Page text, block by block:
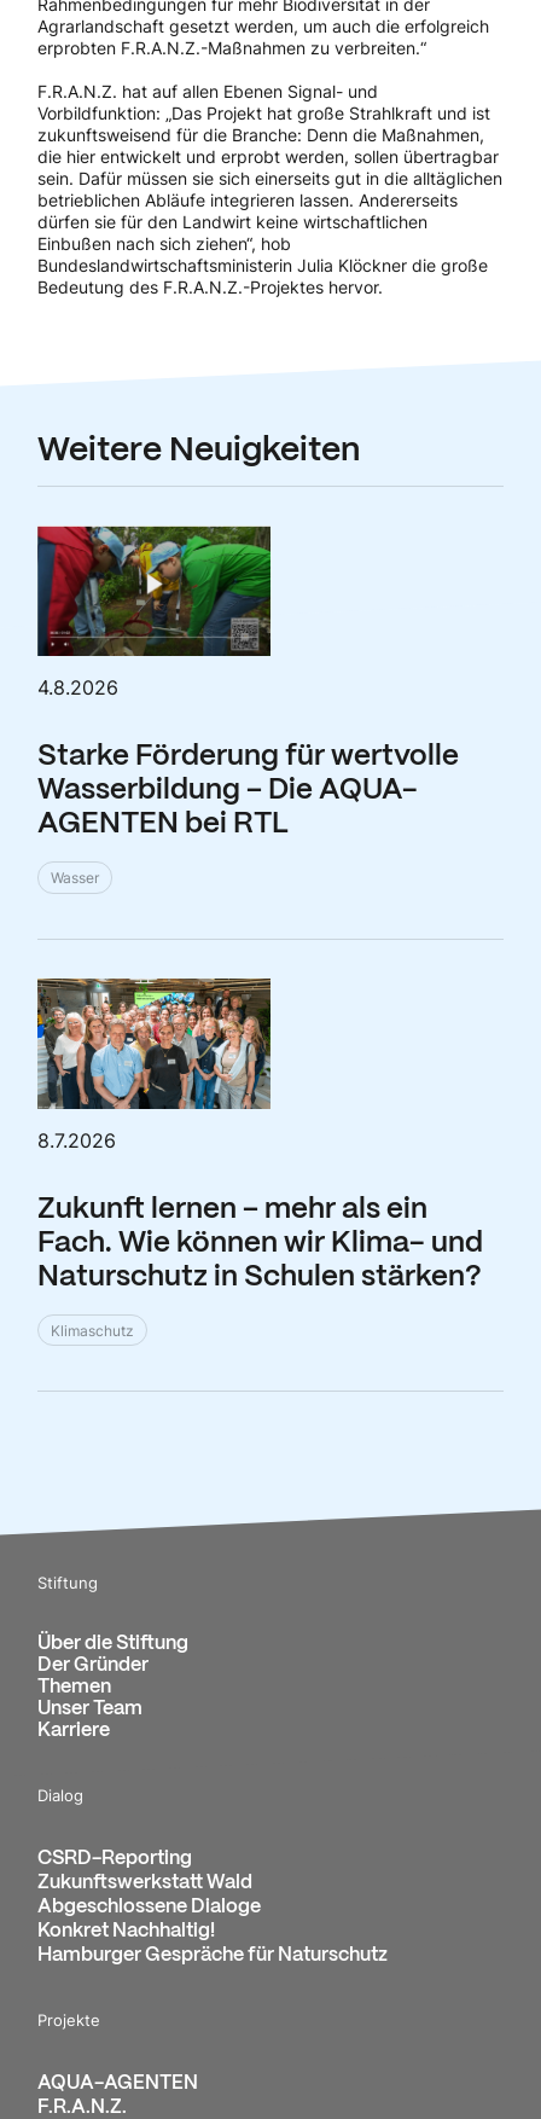
Rahmenbedingungen für mehr Biodiversität in der
Agrarlandschaft gesetzt werden, um auch die erfolgreich
erprobten F.R.A.N.Z.-Maßnahmen zu verbreiten.“
F.R.A.N.Z. hat auf allen Ebenen Signal- und
Vorbildfunktion: „Das Projekt hat große Strahlkraft und ist
zukunftsweisend für die Branche: Denn die Maßnahmen,
die hier entwickelt und erprobt werden, sollen übertragbar
sein. Dafür müssen sie sich einerseits gut in die alltäglichen
betrieblichen Abläufe integrieren lassen. Andererseits
dürfen sie für den Landwirt keine wirtschaftlichen
Einbußen nach sich ziehen“, hob
Bundeslandwirtschaftsministerin Julia Klöckner die große
Bedeutung des F.R.A.N.Z.-Projektes hervor.
Weitere Neuigkeiten
4.8.2026
Starke Förderung für wertvolle
Wasserbildung – Die AQUA-
AGENTEN bei RTL
Wasser
8.7.2026
Zukunft lernen – mehr als ein
Fach. Wie können wir Klima- und
Naturschutz in Schulen stärken?
Klimaschutz
Stiftung
Über die Stiftung
Der Gründer
Themen
Unser Team
Karriere
Dialog
CSRD-Reporting
Zukunftswerkstatt Wald
Abgeschlossene Dialoge
Konkret Nachhaltig!
Hamburger Gespräche für Naturschutz
Projekte
AQUA-AGENTEN
F.R.A.N.Z.